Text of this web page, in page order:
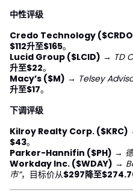
中性评级
Credo Technology
$112升至$165。
Lucid Group ($LCID) → TD
升至$22。
Macy’s ($M) → Telsey
升至$17。
下调评级
Kilroy Realty Corp. ($KRC)
$43。
Parker-Hannifin ($PH) →
Workday Inc. ($WDAY) →
市”，目标价从$297降至